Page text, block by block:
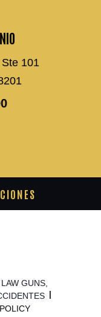
101
GUNS,